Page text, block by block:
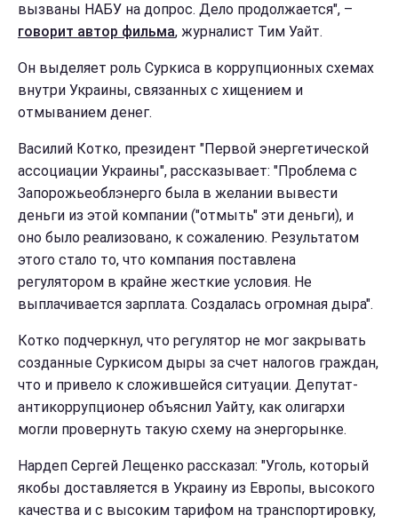
вызваны НАБУ на допрос. Дело продолжается", –
говорит автор фильма, журналист Тим Уайт.
Он выделяет роль Суркиса в коррупционных схемах
внутри Украины, связанных с хищением и
отмыванием денег.
Василий Котко, президент "Первой энергетической
ассоциации Украины", рассказывает: "Проблема с
Запорожьеоблэнерго была в желании вывести
деньги из этой компании ("отмыть" эти деньги), и
оно было реализовано, к сожалению. Результатом
этого стало то, что компания поставлена
регулятором в крайне жесткие условия. Не
выплачивается зарплата. Создалась огромная дыра".
Котко подчеркнул, что регулятор не мог закрывать
созданные Суркисом дыры за счет налогов граждан,
что и привело к сложившейся ситуации. Депутат-
антикоррупционер объяснил Уайту, как олигархи
могли провернуть такую схему на энергорынке.
Нардеп Сергей Лещенко рассказал: "Уголь, который
якобы доставляется в Украину из Европы, высокого
качества и с высоким тарифом на транспортировку,